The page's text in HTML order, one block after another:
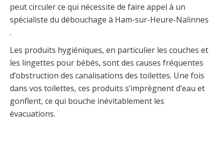
peut circuler ce qui nécessite de faire appel à un
spécialiste du débouchage à Ham-sur-Heure-Nalinnes
.
Les produits hygiéniques, en particulier les couches et
les lingettes pour bébés, sont des causes fréquentes
d’obstruction des canalisations des toilettes. Une fois
dans vos toilettes, ces produits s’imprègnent d’eau et
gonflent, ce qui bouche inévitablement les
évacuations.